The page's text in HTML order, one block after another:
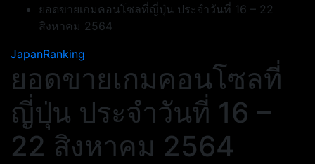
ยอดขายเกมคอนโซลที่ญี่ปุ่น ประจำวันที่ 16 – 22
สิงหาคม 2564
JapanRanking
ยอดขายเกมคอนโซลที่
ญี่ปุ่น ประจำวันที่ 16 –
22 สิงหาคม 2564